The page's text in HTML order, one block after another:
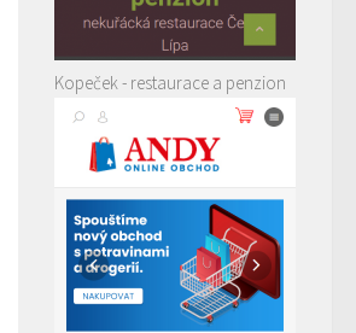
Kopeček - restaurace a penzion